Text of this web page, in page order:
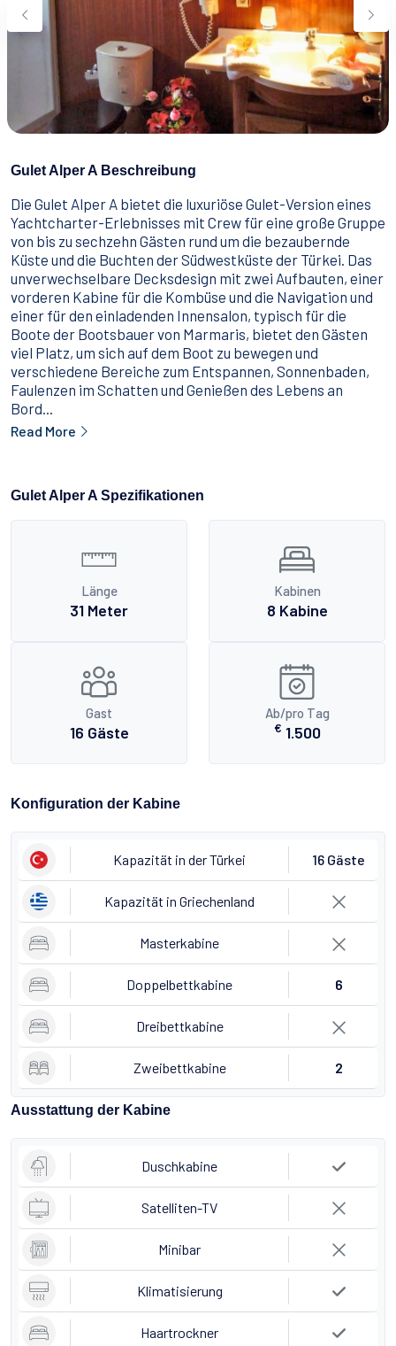
Essen & Trinken
Wie man bucht
Geschäftsbedingungen
Kontakt
Gulet Alper A Beschreibung
Die Gulet Alper A bietet die luxuriöse Gulet-Version eines
Yachtcharter-Erlebnisses mit Crew für eine große Gruppe
von bis zu sechzehn Gästen rund um die bezaubernde
Küste und die Buchten der Südwestküste der Türkei. Das
unverwechselbare Decksdesign mit zwei Aufbauten, einer
vorderen Kabine für die Kombüse und die Navigation und
einer für den einladenden Innensalon, typisch für die
Boote der Bootsbauer von Marmaris, bietet den Gästen
viel Platz, um sich auf dem Boot zu bewegen und
verschiedene Bereiche zum Entspannen, Sonnenbaden,
Faulenzen im Schatten und Genießen des Lebens an
Bord...
Read More
Gulet Alper A Spezifikationen
Länge
31 Meter
Kabinen
8 Kabine
Gast
16 Gäste
Ab/pro Tag
€ 1.500
Konfiguration der Kabine
Kapazität in der Türkei 16 Gäste
Kapazität in Griechenland
Masterkabine
Doppelbettkabine 6
Dreibettkabine
Zweibettkabine 2
Ausstattung der Kabine
Duschkabine
Satelliten-TV
Minibar
Klimatisierung
Haartrockner